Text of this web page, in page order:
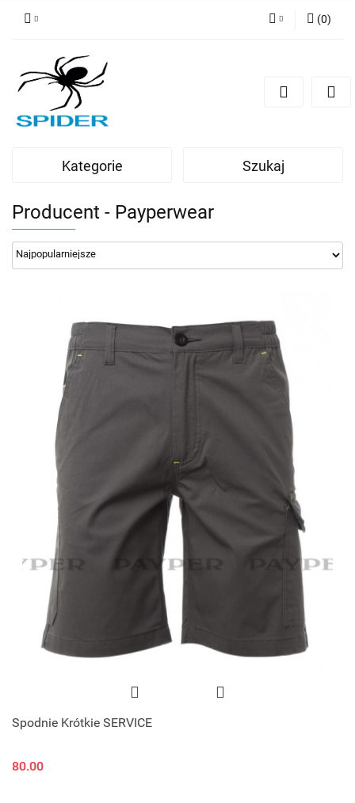
Zarejestruj się
(0)
Kategorie Szukaj
Producent - Payperwear
Spodnie Krótkie SERVICE
80.00